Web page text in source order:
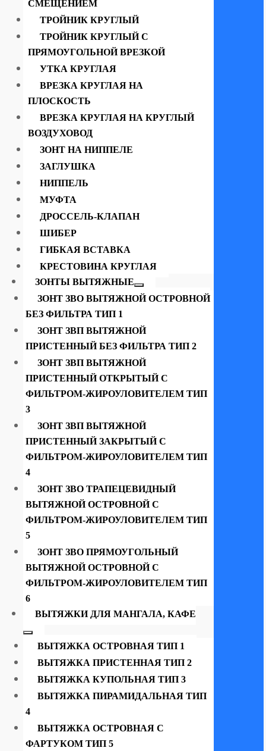
СМЕЩЕНИЕМ
ТРОЙНИК КРУГЛЫЙ
ТРОЙНИК КРУГЛЫЙ С
ПРЯМОУГОЛЬНОЙ ВРЕЗКОЙ
УТКА КРУГЛАЯ
ВРЕЗКА КРУГЛАЯ НА
ПЛОСКОСТЬ
ВРЕЗКА КРУГЛАЯ НА КРУГЛЫЙ
ВОЗДУХОВОД
ЗОНТ НА НИППЕЛЕ
ЗАГЛУШКА
НИППЕЛЬ
МУФТА
ДРОССЕЛЬ-КЛАПАН
ШИБЕР
ГИБКАЯ ВСТАВКА
КРЕСТОВИНА КРУГЛАЯ
ЗОНТЫ ВЫТЯЖНЫЕ
ЗОНТ ЗВО ВЫТЯЖНОЙ ОСТРОВНОЙ
БЕЗ ФИЛЬТРА ТИП 1
ЗОНТ ЗВП ВЫТЯЖНОЙ
ПРИСТЕННЫЙ БЕЗ ФИЛЬТРА ТИП 2
ЗОНТ ЗВП ВЫТЯЖНОЙ
ПРИСТЕННЫЙ ОТКРЫТЫЙ С
ФИЛЬТРОМ-ЖИРОУЛОВИТЕЛЕМ ТИП
3
ЗОНТ ЗВП ВЫТЯЖНОЙ
ПРИСТЕННЫЙ ЗАКРЫТЫЙ С
ФИЛЬТРОМ-ЖИРОУЛОВИТЕЛЕМ ТИП
4
ЗОНТ ЗВО ТРАПЕЦЕВИДНЫЙ
ВЫТЯЖНОЙ ОСТРОВНОЙ С
ФИЛЬТРОМ-ЖИРОУЛОВИТЕЛЕМ ТИП
5
ЗОНТ ЗВО ПРЯМОУГОЛЬНЫЙ
ВЫТЯЖНОЙ ОСТРОВНОЙ С
ФИЛЬТРОМ-ЖИРОУЛОВИТЕЛЕМ ТИП
6
ВЫТЯЖКИ ДЛЯ МАНГАЛА, КАФЕ
ВЫТЯЖКА ОСТРОВНАЯ ТИП 1
ВЫТЯЖКА ПРИСТЕННАЯ ТИП 2
ВЫТЯЖКА КУПОЛЬНАЯ ТИП 3
ВЫТЯЖКА ПИРАМИДАЛЬНАЯ ТИП
4
ВЫТЯЖКА ОСТРОВНАЯ С
ФАРТУКОМ ТИП 5